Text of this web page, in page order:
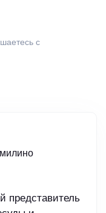
с
представитель